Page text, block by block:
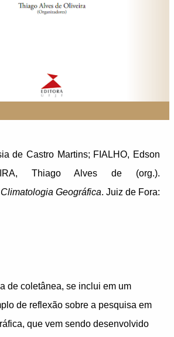
de Castro Martins; FIALHO, Edson
Thiago Alves de (org.).
Geográfica. Juiz de Fora:
de coletânea, se inclui em um
de reflexão sobre a pesquisa em
que vem sendo desenvolvido